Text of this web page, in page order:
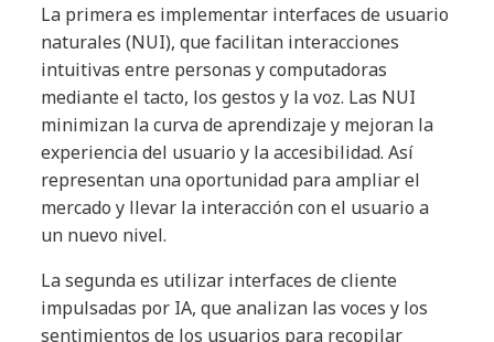
La primera es implementar interfaces de usuario
naturales (NUI), que facilitan interacciones
intuitivas entre personas y computadoras
mediante el tacto, los gestos y la voz. Las NUI
minimizan la curva de aprendizaje y mejoran la
experiencia del usuario y la accesibilidad. Así
representan una oportunidad para ampliar el
mercado y llevar la interacción con el usuario a
un nuevo nivel.
La segunda es utilizar interfaces de cliente
impulsadas por IA, que analizan las voces y los
sentimientos de los usuarios para recopilar